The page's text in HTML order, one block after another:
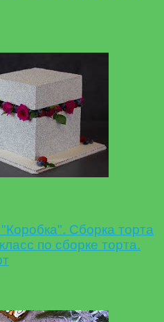
"Коробка". Сборка торта
по сборке торта.